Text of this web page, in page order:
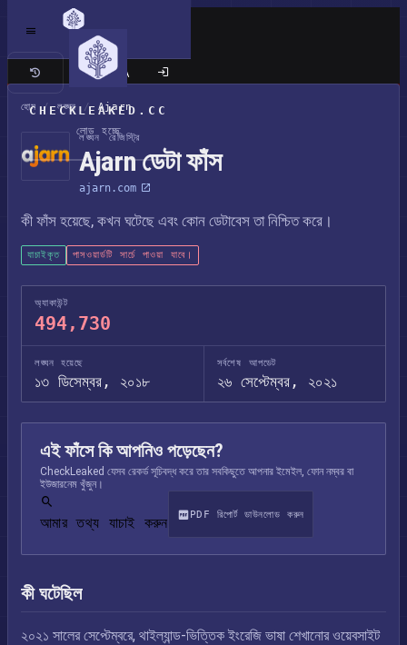
CHECKLEAKED.CC
লোড হচ্ছে
ক্লাসিক সাইট
হোম / লঙ্ঘন / Ajarn
লঙ্ঘন রেজিস্ট্রি
Ajarn ডেটা ফাঁস
ajarn.com
কী ফাঁস হয়েছে, কখন ঘটেছে এবং কোন ডেটাবেস তা নিশ্চিত করে।
যাচাইকৃত পাসওয়ার্ডটি সার্চে পাওয়া যাবে।
অ্যাকাউন্ট
494,730
লঙ্ঘন হয়েছে
১৩ ডিসেম্বর, ২০১৮
সর্বশেষ আপডেট
২৬ সেপ্টেম্বর, ২০২১
এই ফাঁসে কি আপনিও পড়েছেন?
CheckLeaked যেসব রেকর্ড সূচিবদ্ধ করে তার সবকিছুতে আপনার ইমেইল, ফোন নম্বর বা
ইউজারনেম খুঁজুন।
আমার তথ্য যাচাই করুন PDF রিপোর্ট ডাউনলোড করুন
কী ঘটেছিল
২০২১ সালের সেপ্টেম্বরে, থাইল্যান্ড-ভিত্তিক ইংরেজি ভাষা শেখানোর ওয়েবসাইট